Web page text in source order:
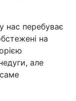
нас перебуває
на
але